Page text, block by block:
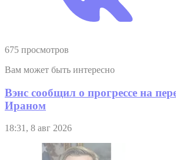
675 просмотров
Вам может быть интересно
Вэнс сообщил о прогрессе на
Ираном
18:31, 8 авг 2026